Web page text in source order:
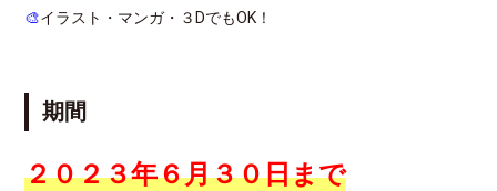
🎨イラスト・マンガ・３DでもOK！
期間
２０２３年６月３０日まで